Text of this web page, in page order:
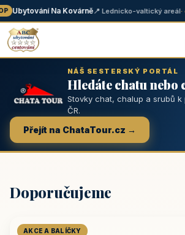
Ubytování Na Kovárně📍 Lednicko-valtický areál·
NÁŠ SESTERSKÝ PORTÁL
Hledáte chatu nebo
Stovky chat, chalup a srubů k
ČR.
Přejít na ChataTour.cz →
Doporučujeme
AKCE A BALÍČKY